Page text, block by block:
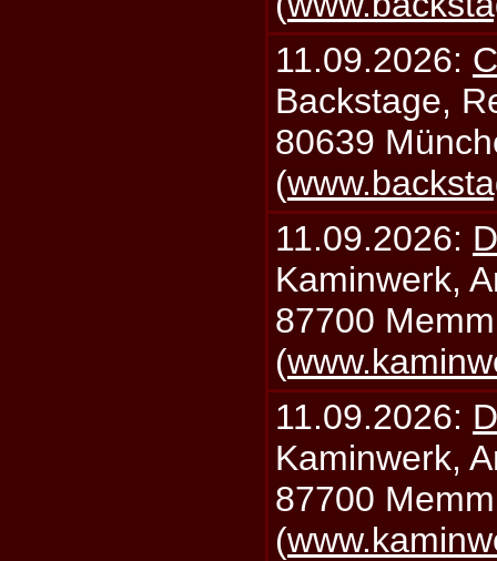
11.09.2026:
Backstage,
80639
(
11.09.2026:
Kaminwerk,
87700
(
11.09.2026:
Kaminwerk,
87700
(